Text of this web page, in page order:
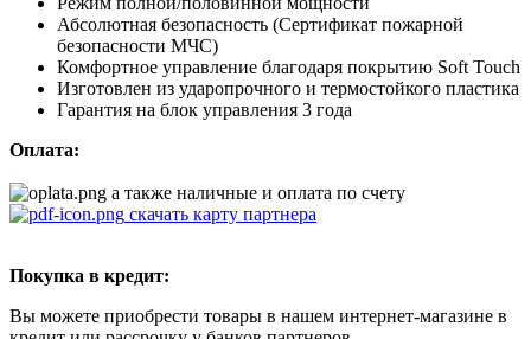
Абсолютная безопасность (Сертификат пожарной
безопасности МЧС)
Комфортное управление благодаря покрытию Soft Touch
Изготовлен из ударопрочного и термостойкого пластика
Гарантия на блок управления 3 года
Оплата:
а также наличные и оплата по счету
скачать карту партнера
Покупка в кредит:
Вы можете приобрести товары в нашем интернет-магазине в